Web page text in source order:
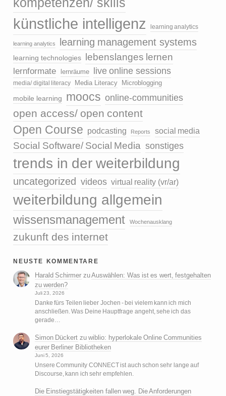
kompetenzen/ skills
künstliche intelligenz learning analytics
learning analytics learning management systems
learning technologies lebenslanges lernen
lernformate lernräume live online sessions
media/ digital literacy Media Literacy Microblogging
mobile learning moocs online-communities
open access/ open content
Open Course podcasting Reports social media
Social Software/ Social Media sonstiges
trends in der weiterbildung
uncategorized videos virtual reality (vr/ar)
weiterbildung allgemein
wissensmanagement Wochenausklang
zukunft des internet
neuste kommentare
Harald Schirmer zuAuswählen: Was ist es wert, festgehalten
zu werden?
Juli 23, 2026
Danke fürs Teilen lieber Jochen - bei vielem kann ich mich
anschließen. Was Deine Hauptfrage angeht, sehe ich das
gerade…
Simon Dückert zuwiblio: hyperlokale Online Communities
eurer Berliner Bibliotheken
Juni 5, 2026
Unsere Community CONNECT ist auch schon sehr lange auf
Discourse, kann ich sehr empfehlen.
Die Einstiegstätigkeiten fallen weg. Die Anforderungen